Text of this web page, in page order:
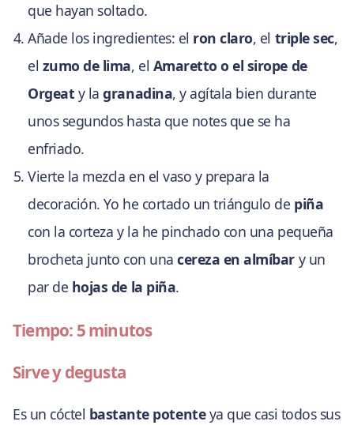
que hayan soltado.
Añade los ingredientes: el ron claro, el triple sec,
el zumo de lima, el Amaretto o el sirope de
Orgeat y lagranadina, y agítala bien durante
unos segundos hasta que notes que se ha
enfriado.
Vierte la mezcla en el vaso y prepara la
decoración. Yo he cortado un triángulo de piña
con la corteza y la he pinchado con una pequeña
brocheta junto con unacereza en almíbar y un
par de hojas de la piña.
Tiempo: 5 minutos
Sirve y degusta
Es un cóctel bastante potenteya que casi todos sus